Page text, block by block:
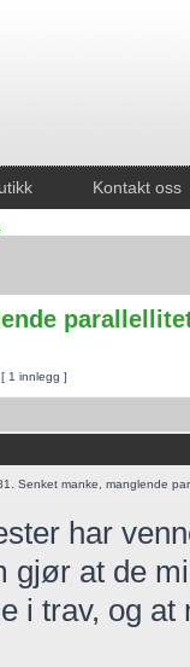
Kontakt oss
[ 1 innlegg ]
Senket manke, manglende
har
gjør at de
i trav, og